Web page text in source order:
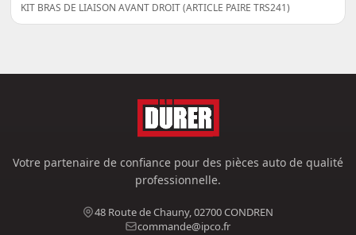
KIT BRAS DE LIAISON AVANT DROIT (ARTICLE PAIRE TRS241)
Votre partenaire de confiance pour des pièces auto de qualité
professionnelle.
48 Route de Chauny, 02700 CONDREN
commande@ipco.fr